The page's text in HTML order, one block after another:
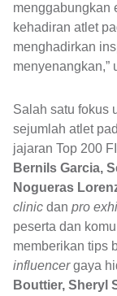
menggabungkan
kehadiran atlet
menghadirkan
menyenangkan,”
Salah satu fokus
sejumlah atlet
jajaran Top 200
Bernils Garcia,
Nogueras
clinic dan pro
peserta dan
memberikan tips
influencergaya
Bouttier, Sheryl